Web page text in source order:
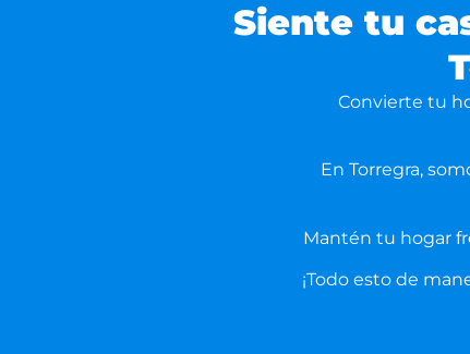
Siente tu
Convierte tu
En Torregra,
Mantén tu hogar
¡Todo esto de